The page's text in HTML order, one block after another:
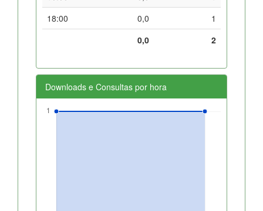
18:00
0,0
1
0,0
2
Downloads e Consultas por hora